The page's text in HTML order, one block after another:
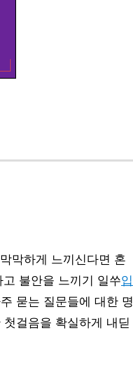
막하게 느끼신다면 혼
불안을 느끼기 일쑤입
묻는 질문들에 대한 명
걸음을 확실하게 내딛